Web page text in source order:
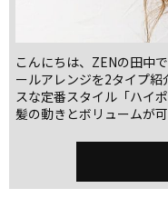
こんにちは、ZENの田中
ールアレンジを2タイプ
スな定番スタイル「ハイ
髪の動きとボリュームが